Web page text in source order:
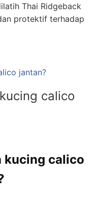
Thai Ridgeback
protektif terhadap
calico
kucing calico